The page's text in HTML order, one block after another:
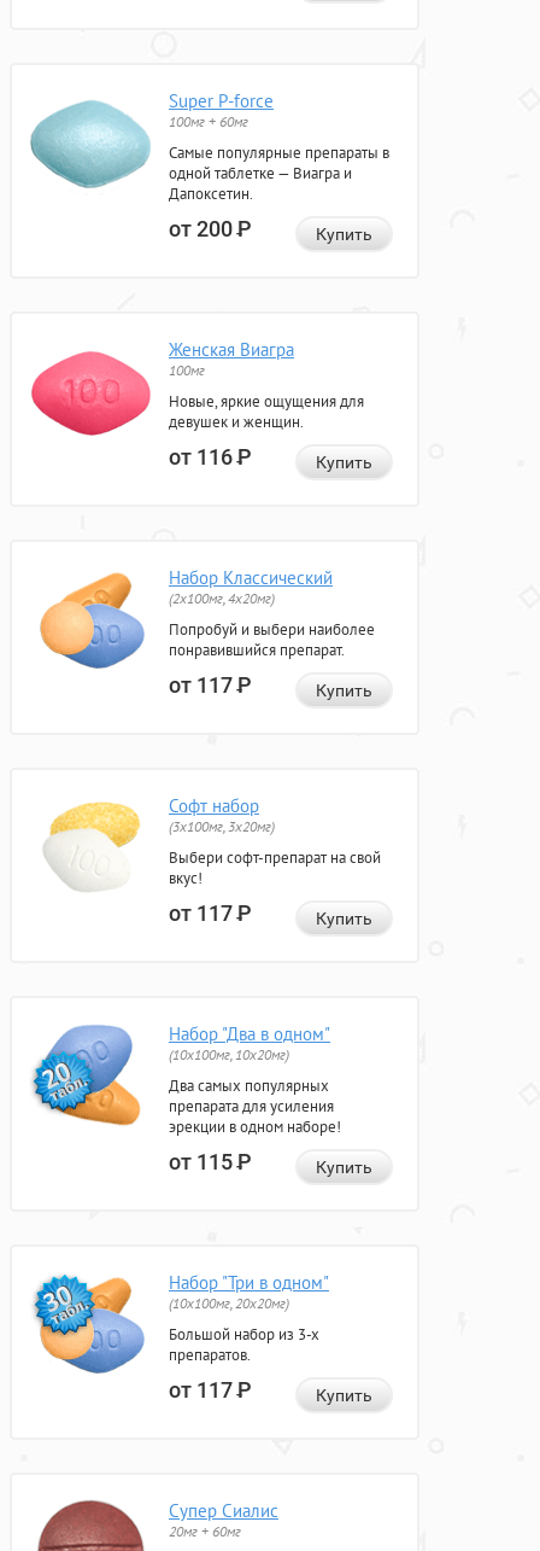
Super P-force
100мг + 60мг
Самые популярные препараты в
одной таблетке — Виагра и
Дапоксетин.
от 200Р Купить
Женская Виагра
100мг
Новые, яркие ощущения для
девушек и женщин.
от 116Р Купить
Набор Классический
(2x100мг, 4x20мг)
Попробуй и выбери наиболее
понравившийся препарат.
от 117Р Купить
Софт набор
(3x100мг, 3x20мг)
Выбери софт-препарат на свой
вкус!
от 117Р Купить
Набор "Два в одном"
(10x100мг, 10x20мг)
Два самых популярных
препарата для усиления
эрекции в одном наборе!
от 115Р Купить
Набор "Три в одном"
(10x100мг, 20x20мг)
Большой набор из 3-х
препаратов.
от 117Р Купить
Супер Сиалис
20мг + 60мг